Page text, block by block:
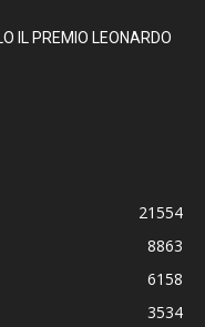
IL PREMIO LEONARDO
21554
8863
6158
3534